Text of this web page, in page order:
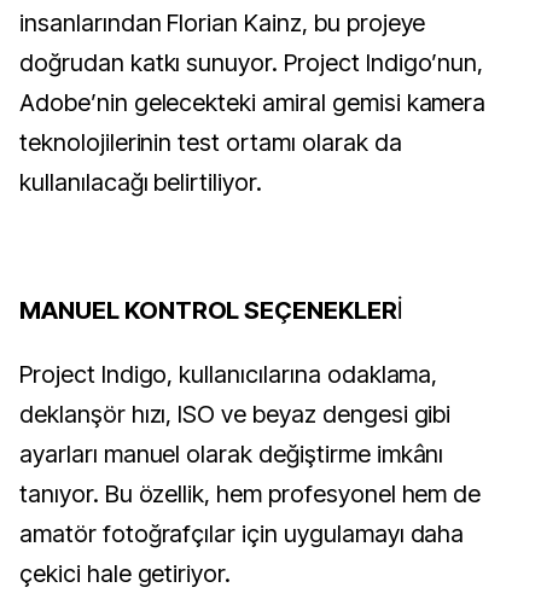
insanlarından Florian Kainz, bu projeye
doğrudan katkı sunuyor. Project Indigo’nun,
Adobe’nin gelecekteki amiral gemisi kamera
teknolojilerinin test ortamı olarak da
kullanılacağı belirtiliyor.
MANUEL KONTROL SEÇENEKLERİ
Project Indigo, kullanıcılarına odaklama,
deklanşör hızı, ISO ve beyaz dengesi gibi
ayarları manuel olarak değiştirme imkânı
tanıyor. Bu özellik, hem profesyonel hem de
amatör fotoğrafçılar için uygulamayı daha
çekici hale getiriyor.